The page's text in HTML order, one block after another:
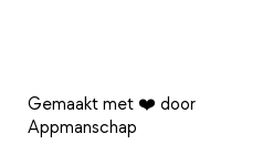
Gemaakt met ❤️ door
Appmanschap